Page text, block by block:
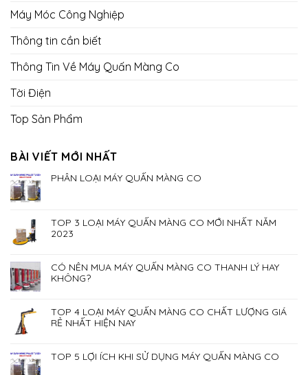
Máy Móc Công Nghiệp
Thông tin cần biết
Thông Tin Về Máy Quấn Màng Co
Tời Điện
Top Sản Phẩm
BÀI VIẾT MỚI NHẤT
PHÂN LOẠI MÁY QUẤN MÀNG CO
TOP 3 LOẠI MÁY QUẤN MÀNG CO MỚI NHẤT NĂM
2023
CÓ NÊN MUA MÁY QUẤN MÀNG CO THANH LÝ HAY
KHÔNG?
TOP 4 LOẠI MÁY QUẤN MÀNG CO CHẤT LƯỢNG GIÁ
RẺ NHẤT HIỆN NAY
TOP 5 LỢI ÍCH KHI SỬ DỤNG MÁY QUẤN MÀNG CO